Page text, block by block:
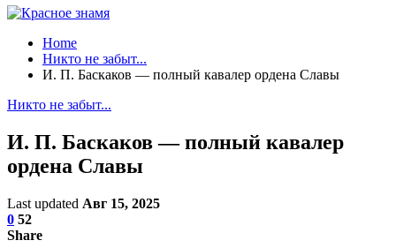
Home
Никто не забыт...
И. П. Баскаков — полный кавалер ордена Славы
Никто не забыт...
И. П. Баскаков — полный кавалер
ордена Славы
Last updated Авг 15, 2025
0 52
Share